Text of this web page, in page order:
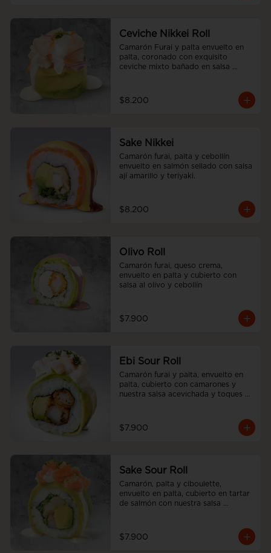
Ceviche Nikkei Roll
Camarón Furai y palta envuelto en
palta, coronado con exquisito
ceviche mixto bañado en salsa
$8.200
Sake Nikkei
Camarón furai, palta y cebollín
envuelto en salmón sellado con salsa
ají amarillo y teriyaki.
$8.200
Olivo Roll
Camarón furai, queso crema,
envuelto en palta y cubierto con
salsa al olivo y cebollín
$7.900
Ebi Sour Roll
Camarón furai y palta, envuelto en
palta, cubierto con camarones y
nuestra salsa acevichada y toques
$7.900
Sake Sour Roll
Camarón, palta y ciboulette,
envuelto en palta, cubierto en tartar
de salmón con nuestra salsa
$7.900